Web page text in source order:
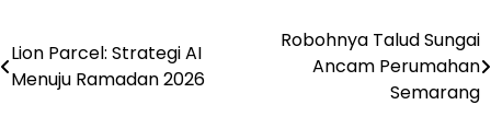
Navigasi
pos
Lion Parcel: Strategi AI
Menuju Ramadan 2026
Robohnya Talud Sungai
Ancam Perumahan
Semarang